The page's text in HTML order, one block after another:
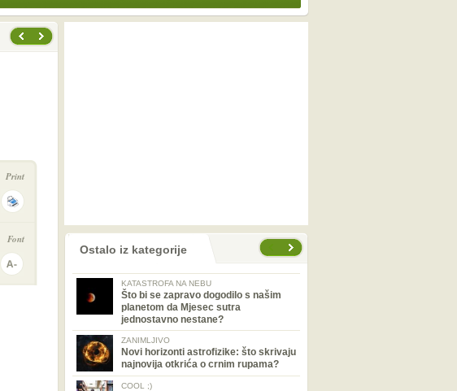
Print
Fontprethodno Ostalo iz kategorije
KATASTROFA NA NEBU
Što bi se zapravo dogodilo s našim
planetom da Mjesec sutra
jednostavno nestane?
ZANIMLJIVO
Novi horizonti astrofizike: što skrivaju
najnovija otkrića o crnim rupama?
COOL ;)